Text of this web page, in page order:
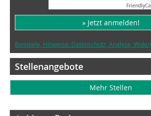
Friendly
» Jetzt anmelden!
Beispiele, Hinweise: Datenschutz, Analyse,
Stellenangebote
Mehr Stellen